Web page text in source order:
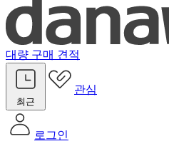
대량 구매 견적
최근
관심
로그인